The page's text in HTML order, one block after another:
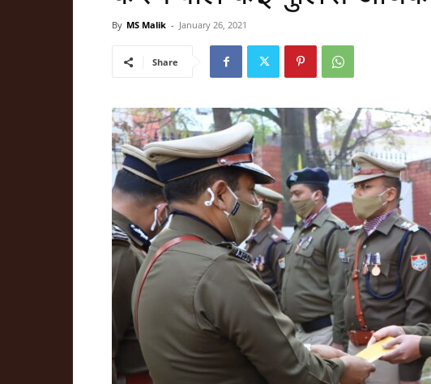
By MS Malik - January 26, 2021
Share